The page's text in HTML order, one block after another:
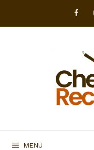
contenu
MENU